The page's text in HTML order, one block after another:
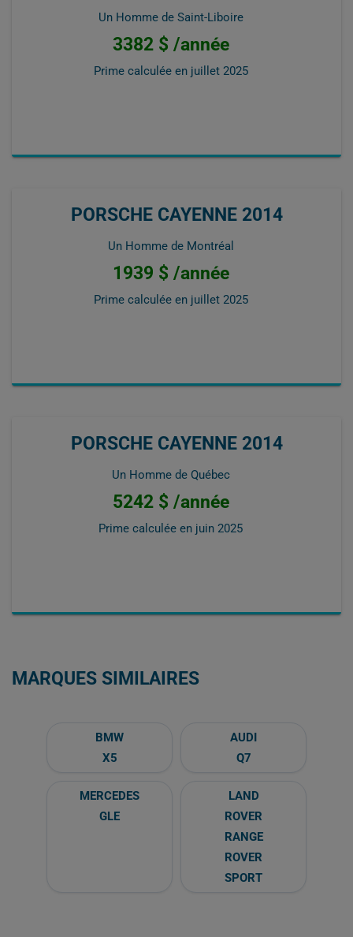
Un Homme de Saint-Liboire
3382 $ /année
Prime calculée en juillet 2025
PORSCHE CAYENNE 2014
Un Homme de Montréal
1939 $ /année
Prime calculée en juillet 2025
PORSCHE CAYENNE 2014
Un Homme de Québec
5242 $ /année
Prime calculée en juin 2025
MARQUES SIMILAIRES
BMW
X5
AUDI
Q7
MERCEDES
GLE
LAND
ROVER
RANGE
ROVER
SPORT